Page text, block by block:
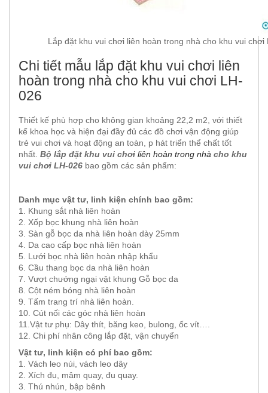
Lắp đặt khu vui chơi liên hoàn trong nhà cho khu vui chơi
Chi tiết mẫu lắp đặt khu vui chơi liên
hoàn trong nhà cho khu vui chơi LH-
026
Thiết kế phù hợp cho không gian khoảng 22,2 m2, với thiết
kế khoa học và hiện đại đầy đủ các đồ chơi vận động giúp
trẻ vui chơi và hoạt động an toàn, p hát triển thể chất tốt
nhất. Bộ lắp đặt khu vui chơi liên hoàn trong nhà cho khu
vui chơi LH-026 bao gồm các sản phẩm:
Danh mục vật tư, linh kiện chính bao gồm:
1. Khung sắt nhà liên hoàn
2. Xốp bọc khung nhà liên hoàn
3. Sàn gỗ bọc da nhà liên hoàn dày 25mm
4. Da cao cấp bọc nhà liên hoàn
5. Lưới bọc nhà liên hoàn nhập khẩu
6. Cầu thang bọc da nhà liên hoàn
7. Vượt chướng ngại vật khung Gỗ bọc da
8. Cột ném bóng nhà liên hoàn
9. Tấm trang trí nhà liên hoàn.
10. Cút nối các góc nhà liên hoàn
11.Vật tư phụ: Dây thít, băng keo, bulong, ốc vít….
12. Chi phí nhân công lắp đặt, vận chuyển
Vật tư, linh kiện có phí bao gồm:
1. Vách leo núi, vách leo dây
2. Xích đu, mâm quay, đu quay.
3. Thú nhún, bập bênh